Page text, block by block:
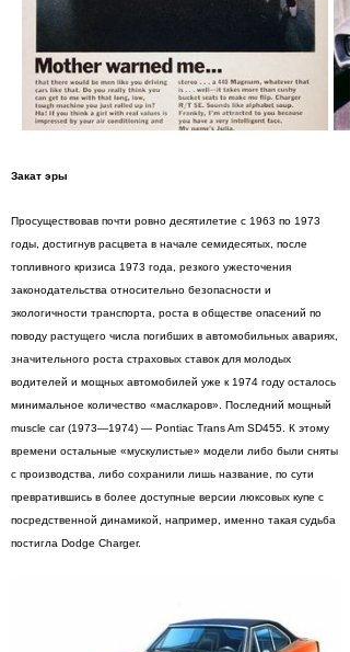
Закат эры
Просуществовав почти ровно десятилетие с 1963 по 1973
годы, достигнув расцвета в начале семидесятых, после
топливного кризиса 1973 года, резкого ужесточения
законодательства относительно безопасности и
экологичности транспорта, роста в обществе опасений по
поводу растущего числа погибших в автомобильных авариях,
значительного роста страховых ставок для молодых
водителей и мощных автомобилей уже к 1974 году осталось
минимальное количество «маслкаров». Последний мощный
muscle car (1973—1974) — Pontiac Trans Am SD455. К этому
времени остальные «мускулистые» модели либо были сняты
с производства, либо сохранили лишь название, по сути
превратившись в более доступные версии люксовых купе с
посредственной динамикой, например, именно такая судьба
постигла Dodge Charger.